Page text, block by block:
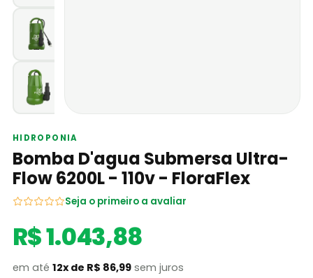
HIDROPONIA
Bomba D'agua Submersa Ultra-
Flow 6200L - 110v - FloraFlex
Seja o primeiro a avaliar
R$ 1.043,88
em até 12x de R$ 86,99sem juros